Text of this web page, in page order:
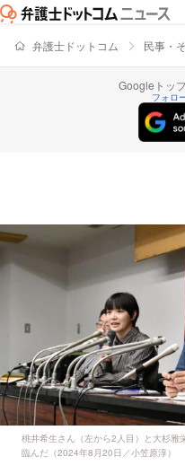
弁護士ドットコム 民事・
Googleトッ
フォロ
桃井希生さん（左から2人目）と大杉雅
臨んだ（2024年8月20日／小笠原淳）